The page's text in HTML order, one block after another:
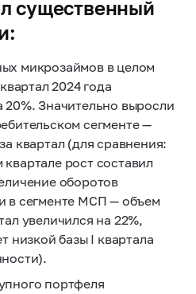
существенный
микрозаймов в целом
2024 года
20%. Значительно выросли
сегменте —
квартал (для сравнения:
рост составил
оборотов
в сегменте МСП — объем
увеличился на 22%,
низкой базы I квартала
портфеля